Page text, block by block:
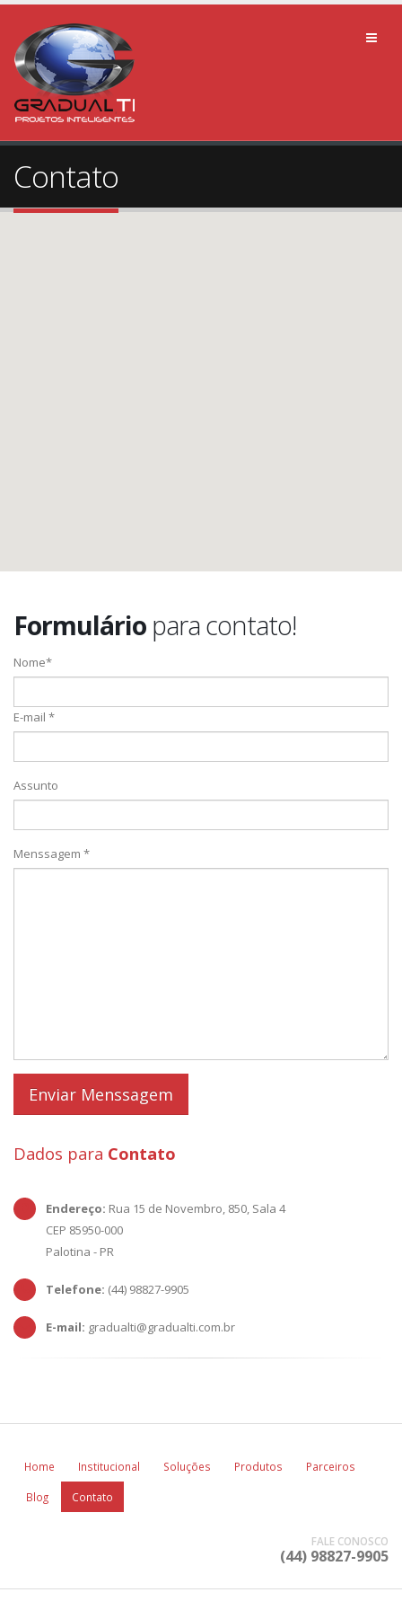
Contato
Formulário para contato!
Nome*
E-mail *
Assunto
Menssagem *
Dados para Contato
Endereço: Rua 15 de Novembro, 850, Sala 4
CEP 85950-000
Palotina - PR
Telefone: (44) 98827-9905
E-mail: gradualti@gradualti.com.br
Home Institucional Soluções Produtos Parceiros
Blog Contato
FALE CONOSCO
(44) 98827-9905